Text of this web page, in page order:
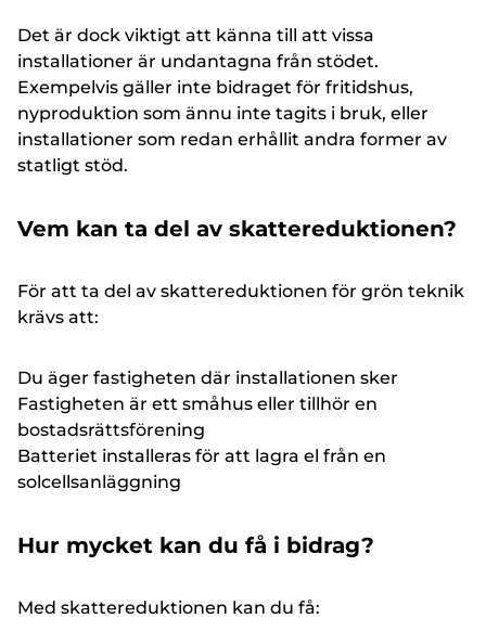
Det är dock viktigt att känna till att vissa
installationer är undantagna från stödet.
Exempelvis gäller inte bidraget för fritidshus,
nyproduktion som ännu inte tagits i bruk, eller
installationer som redan erhållit andra former av
statligt stöd.
Vem kan ta del av skattereduktionen?
För att ta del av skattereduktionen för grön teknik
krävs att:
Du äger fastigheten där installationen sker
Fastigheten är ett småhus eller tillhör en
bostadsrättsförening
Batteriet installeras för att lagra el från en
solcellsanläggning
Hur mycket kan du få i bidrag?
Med skattereduktionen kan du få: